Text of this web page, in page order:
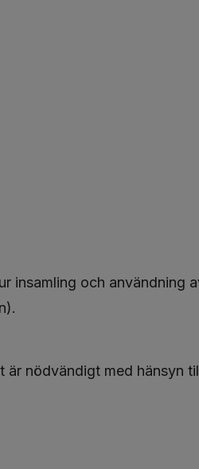
insamling och användning
nödvändigt med hänsyn